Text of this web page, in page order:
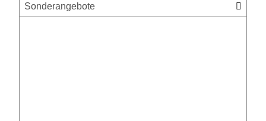
Sonderangebote